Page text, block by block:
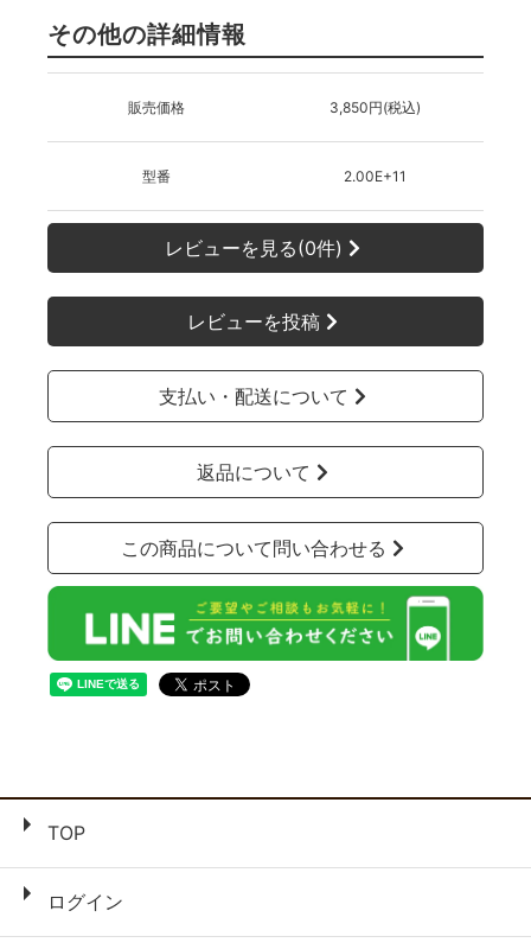
その他の詳細情報
販売価格 3,850円(税込)
型番 2.00E+11
レビューを見る(0件)
レビューを投稿
支払い・配送について
返品について
この商品について問い合わせる
TOP
ログイン